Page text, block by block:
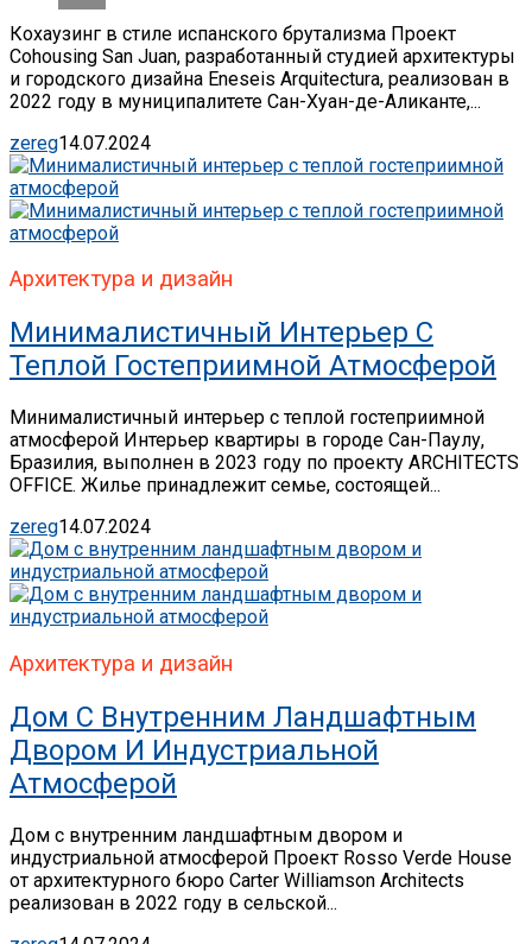
Кохаузинг в стиле испанского брутализма Проект
Cohousing San Juan, разработанный студией архитектуры
и городского дизайна Eneseis Arquitectura, реализован в
2022 году в муниципалитете Сан-Хуан-де-Аликанте,...
zereg14.07.2024
Архитектура и дизайн
Минималистичный Интерьер С
Теплой Гостеприимной Атмосферой
Минималистичный интерьер с теплой гостеприимной
атмосферой Интерьер квартиры в городе Сан-Паулу,
Бразилия, выполнен в 2023 году по проекту ARCHITECTS
OFFICE. Жилье принадлежит семье, состоящей...
zereg14.07.2024
Архитектура и дизайн
Дом С Внутренним Ландшафтным
Двором И Индустриальной
Атмосферой
Дом с внутренним ландшафтным двором и
индустриальной атмосферой Проект Rosso Verde House
от архитектурного бюро Carter Williamson Architects
реализован в 2022 году в сельской...